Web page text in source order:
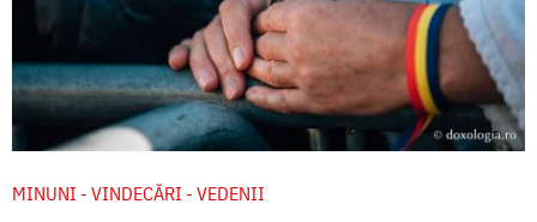
MINUNI - VINDECĂRI - VEDENII